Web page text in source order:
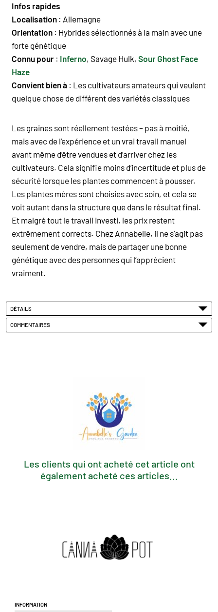
Infos rapides
Localisation : Allemagne
Orientation : Hybrides sélectionnés à la main avec une
forte génétique
Connu pour : Inferno, Savage Hulk, Sour Ghost Face
Haze
Convient bien à : Les cultivateurs amateurs qui veulent
quelque chose de différent des variétés classiques
Les graines sont réellement testées – pas à moitié,
mais avec de l’expérience et un vrai travail manuel
avant même d’être vendues et d’arriver chez les
cultivateurs. Cela signifie moins d’incertitude et plus de
sécurité lorsque les plantes commencent à pousser.
Les plantes mères sont choisies avec soin, et cela se
voit autant dans la structure que dans le résultat final.
Et malgré tout le travail investi, les prix restent
extrêmement corrects. Chez Annabelle, il ne s’agit pas
seulement de vendre, mais de partager une bonne
génétiqueavec des personnes qui l’apprécient
vraiment.
DÉTAILS
COMMENTAIRES
Les clients qui ont acheté cet article ont
également acheté ces articles...
Information